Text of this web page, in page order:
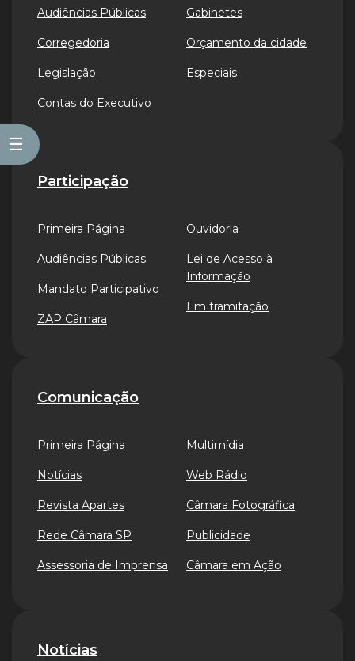
☰
Audiências Públicas
Corregedoria
Legislação
Contas do Executivo
Gabinetes
Orçamento da cidade
Especiais
Participação
Primeira Página
Audiências Públicas
Mandato Participativo
ZAP Câmara
Ouvidoria
Lei de Acesso à
Informação
Em tramitação
Comunicação
Primeira Página
Notícias
Revista Apartes
Rede Câmara SP
Assessoria de Imprensa
Multimídia
Web Rádio
Câmara Fotográfica
Publicidade
Câmara em Ação
Notícias